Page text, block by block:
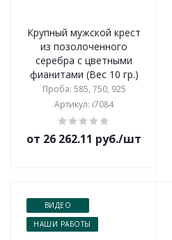
Крупный мужской крест
из позолоченного
серебра с цветными
фианитами (Вес 10 гр.)
Проба: 585, 750, 925
Артикул: i7084
от 26 262.11 руб./шт
ВИДЕО
НАШИ РАБОТЫ